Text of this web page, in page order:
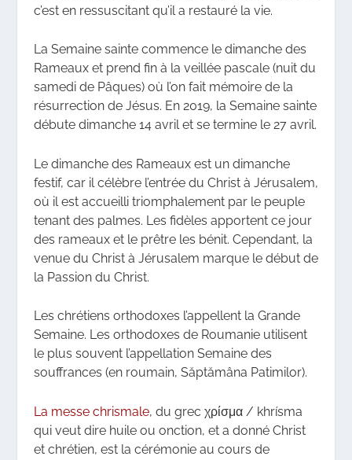
c’est en ressuscitant qu’il a restauré la vie.
La Semaine sainte commence le dimanche des
Rameaux et prend fin à la veillée pascale (nuit du
samedi de Pâques) où l’on fait mémoire de la
résurrection de Jésus. En 2019, la Semaine sainte
débute dimanche 14 avril et se termine le 27 avril.
Le dimanche des Rameaux est un dimanche
festif, car il célèbre l’entrée du Christ à Jérusalem,
où il est accueilli triomphalement par le peuple
tenant des palmes. Les fidèles apportent ce jour
des rameaux et le prêtre les bénit. Cependant, la
venue du Christ à Jérusalem marque le début de
la Passion du Christ.
Les chrétiens orthodoxes l’appellent la Grande
Semaine. Les orthodoxes de Roumanie utilisent
le plus souvent l’appellation Semaine des
souffrances (en roumain, Săptămâna Patimilor).
La messe chrismale, du grec χρίσμα / khrísma
qui veut dire huile ou onction, et a donné Christ
et chrétien, est la cérémonie au cours de